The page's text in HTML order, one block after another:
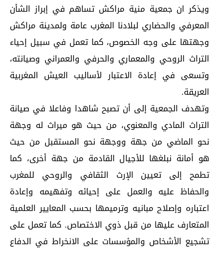
ويذكر ان جمعية منية مراكش تساهم في إبراز الشأن
المعرفي والحضاري لبلادنا المغرب عامة ولمدينة مراكش
وجهتها على وجه الخصوص، كما تعمل في سبيل إحياء
التراث الروحي والمعماري والحرفي والعمراني وصيانته،
وتسعى في إعادة الاعتبار لأساليب العيش المغربية
العريقة.
وتهدف الجمعية إلى أن تصبح شاهدا وفاعلا في صيانة
التراث المادي والمعنوي، من حيث هو ميراث له وجهة
نحو الماضي من جهة ووجهة نحو المستقبل من حيث
هو أمانة نبلغها للأجيال القادمة من جهة أخرى، كما
تطمح إلى تعيين الإرث الثقافي والروحي للمغرب
والحفاظ عليه والعمل على إحيائه وتفهيمه وإعادة
اعتباره وإصلاح مبانيه وترميمها بحسب المعايير العلمية
المتعارف عليها من قبل ذوي الاختصاص. كما تعمل على
تشجيع الأشخاص والمؤسسات على الانخراط في الدفاع